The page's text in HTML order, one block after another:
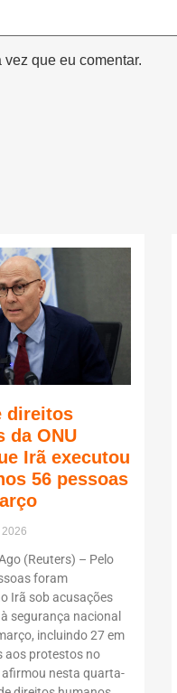
que eu comentar.
direitos
da ONU
Irã executou
56 pessoas
(Reuters) – Pelo
foram
Irã sob acusações
segurança nacional
incluindo 27 em
aos protestos no
afirmou nesta quarta-